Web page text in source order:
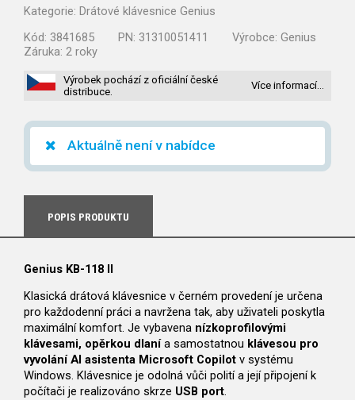
Kategorie: Drátové klávesnice Genius
Kód: 3841685 PN: 31310051411 Výrobce: Genius
Záruka: 2 roky
Výrobek pochází z oficiální české
distribuce.
Více informací…
Aktuálně není v nabídce
POPIS PRODUKTU
Genius KB-118 II
Klasická drátová klávesnice v černém provedení je určena
pro každodenní práci a navržena tak, aby uživateli poskytla
maximální komfort. Je vybavena nízkoprofilovými
klávesami, opěrkou dlanía samostatnou klávesou pro
vyvolání AI asistenta Microsoft Copilot v systému
Windows. Klávesnice je odolná vůči polití a její připojení k
počítači je realizováno skrze USB port.